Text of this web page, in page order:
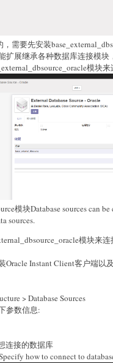
需要先安装
扩展继承各种数据库连接模块
模块来
模块Database sources can
sources.
模块来
Oracle Instant Client客户端以
> Database Sources
参数信息:
连接的数据库
how to connect to